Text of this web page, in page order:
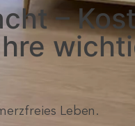
–
Leben.